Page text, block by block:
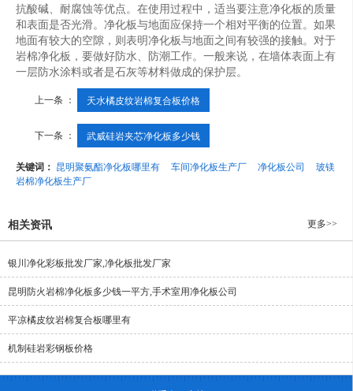
抗酸碱、耐腐蚀等优点。在使用过程中，适当要注意净化板的质量
和表面是否光滑。净化板与地面应保持一个相对平衡的位置。如果
地面有较大的空隙，则表明净化板与地面之间有较强的接触。对于
岩棉净化板，要做好防水、防潮工作。一般来说，在墙体表面上有
一层防水涂料或者是石灰等材料做成的保护层。
上一条 ： 天水橘皮纹岩棉复合板价格
下一条 ： 武威硅岩夹芯净化板多少钱
关键词： 昆明聚氨酯净化板哪里有 车间净化板生产厂 净化板公司
玻镁
岩棉净化板生产厂
相关资讯 更多>>
银川净化彩板批发厂家,净化板批发厂家
昆明防火岩棉净化板多少钱一平方,手术室用净化板公司
平凉橘皮纹岩棉复合板哪里有
机制硅岩彩钢板价格